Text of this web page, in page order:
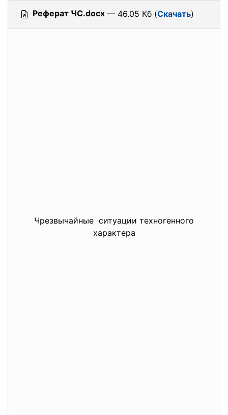
Реферат ЧС.docx — 46.05 Кб (Скачать)
Чрезвычайные ситуации техногенного
характера